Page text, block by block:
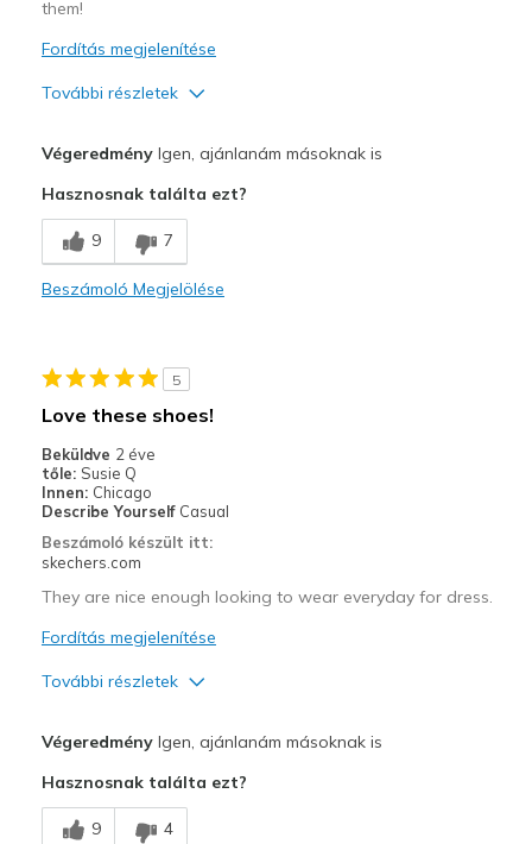
them!
Fordítás megjelenítése
További részletek
Durable
Legjobb használat
Casual Wear
View On Shoes
VégeredményIgen, ajánlanám másoknak is
Hasznosnak találta ezt?
9 7
Beszámoló Megjelölése
5
Love these shoes!
Beküldve 2 éve
tőle: Susie Q
Innen: Chicago
Describe Yourself Casual
Beszámoló készült itt:
skechers.com
They are nice enough looking to wear everyday for dress.
Fordítás megjelenítése
További részletek
Stylish
VégeredményIgen, ajánlanám másoknak is
Hasznosnak találta ezt?
9 4